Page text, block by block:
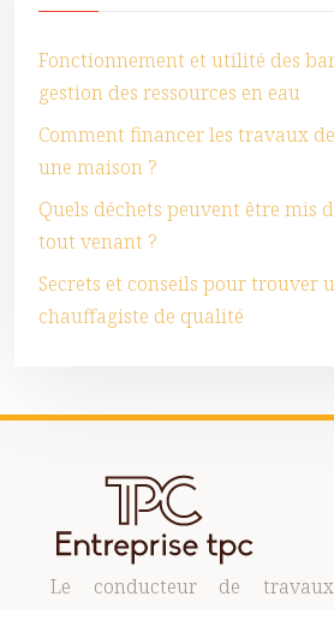
Fonctionnement et utilité des
gestion des ressources en eau
Comment financer les travaux
une maison ?
Quels déchets peuvent être mis
tout venant ?
Secrets et conseils pour trouver
chauffagiste de qualité
Le conducteur de